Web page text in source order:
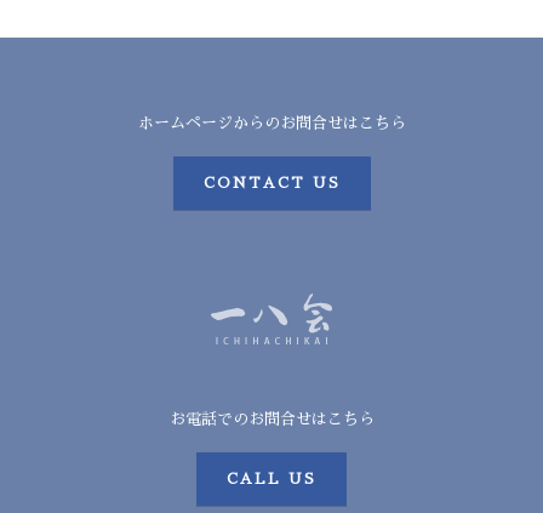
ホームページからのお問合せはこちら
CONTACT US
お電話でのお問合せはこちら
CALL US